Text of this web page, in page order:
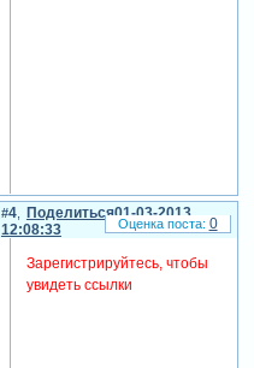
Поделиться
4
01-03-2013
12:08:33
Зарегистрируйтесь, чтобы
увидеть ссылки
0